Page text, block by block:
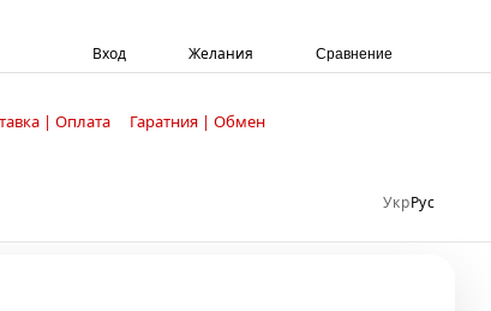
Вход Желания Сравнение
| Оплата
Гаратния | Обмен
УкрРус